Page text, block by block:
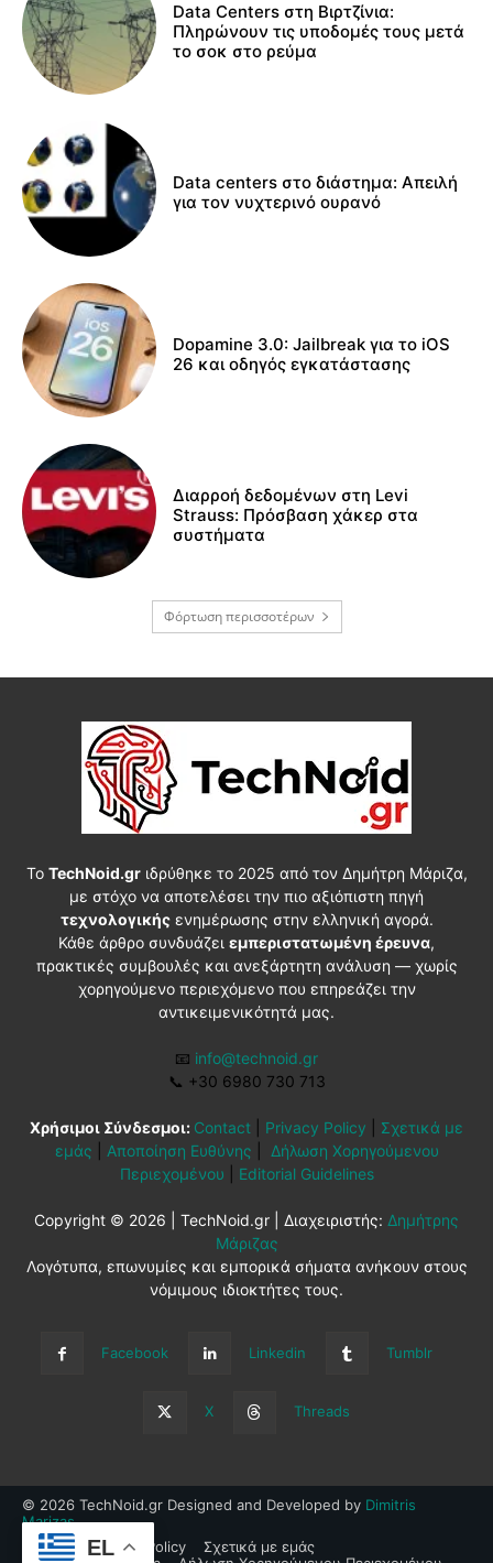
Data Centers στη Βιρτζίνια:
Πληρώνουν τις υποδομές τους μετά
το σοκ στο ρεύμα
Data centers στο διάστημα: Απειλή
για τον νυχτερινό ουρανό
Dopamine 3.0: Jailbreak για το iOS
26 και οδηγός εγκατάστασης
Διαρροή δεδομένων στη Levi
Strauss: Πρόσβαση χάκερ στα
συστήματα
Φόρτωση περισσοτέρων
Το TechNoid.grιδρύθηκε το 2025 από τον Δημήτρη Μάριζα,
με στόχο να αποτελέσει την πιο αξιόπιστη πηγή
τεχνολογικήςενημέρωσης στην ελληνική αγορά.
Κάθε άρθρο συνδυάζει εμπεριστατωμένη έρευνα,
πρακτικές συμβουλές και ανεξάρτητη ανάλυση — χωρίς
χορηγούμενο περιεχόμενο που επηρεάζει την
αντικειμενικότητά μας.
📧 info@technoid.gr
📞 +30 6980 730 713
Χρήσιμοι Σύνδεσμοι: Contact Privacy Policy
Σχετικά με
εμάς
Αποποίηση Ευθύνης
Δήλωση Χορηγούμενου
Περιεχομένου
Editorial Guidelines
Copyright © 2026 | TechNoid.gr | Διαχειριστής: Δημήτρης
Μάριζας
Λογότυπα, επωνυμίες και εμπορικά σήματα ανήκουν στους
νόμιμους ιδιοκτήτες τους.
Facebook Linkedin Tumblr
X Threads
© 2026 TechNoid.gr Designed and Developed by Dimitris
Marizas.
Contact
Privacy Policy
Σχετικά με εμάς
EL